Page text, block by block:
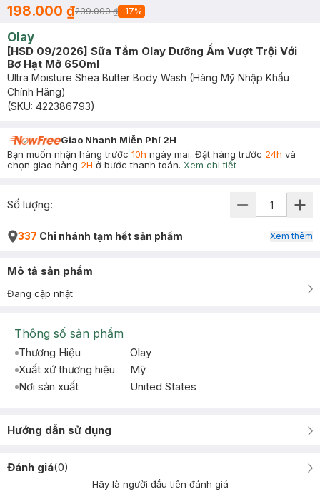
198.000 ₫239.000 ₫ -17%
Olay
[HSD 09/2026] Sữa Tắm Olay Dưỡng Ẩm Vượt Trội Với
Bơ Hạt Mỡ 650ml
Ultra Moisture Shea Butter Body Wash (Hàng Mỹ Nhập Khẩu
Chính Hãng)
(SKU: 422386793)
Giao Nhanh Miễn Phí 2H
Bạn muốn nhận hàng trước 10h ngày mai. Đặt hàng trước 24h và
chọn giao hàng 2H ở bước thanh toán. Xem chi tiết
Số lượng:
337 Chi nhánh tạm hết sản phẩm Xem thêm
Mô tả sản phẩm
Đang cập nhật
Thông số sản phẩm
Thương Hiệu
Olay
Xuất xứ thương hiệu
Mỹ
Nơi sản xuất
United States
Hướng dẫn sử dụng
Đánh giá(0)
Hãy là người đầu tiên đánh giá